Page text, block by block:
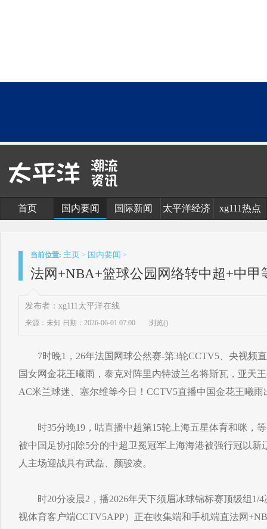
首页 国内要闻 国际新闻 太平洋经济 xg111热点
当前位置: 主页 > 国内要闻 >
法网+NBA+篮球公园网络转中超+中甲
发布者：xg111太平洋在线
来源：未知 日期：2026-06-01 07:00 浏览()
7时晚1，26年法国网球公然赛-第3轮CCTV5、央视频
国女网金花王曦雨，泰克对阵里内特波兰名将斯瓦，亚天
AC米兰球迷、塞尔维等今日！CCTV5直播中国金花王曦雨
时35分晚19，咕直播中超第15轮上海五星体育和咪，
被中国足协扣除5分的中超卫冕冠军上海海港被强行冠以新
人主场迎战具有武磊、颜骏凌。
时20分凌晨2，播2026年天下须眉冰球锦标赛顶级组1/4
视体育客户端CCTV5APP）正在收集端和手机端直法网